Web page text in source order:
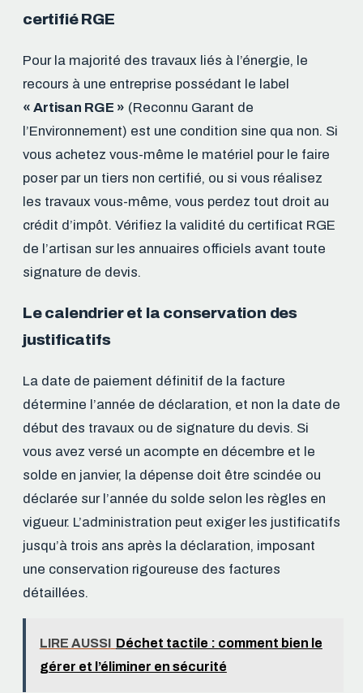
certifié RGE
Pour la majorité des travaux liés à l’énergie, le
recours à une entreprise possédant le label
« Artisan RGE » (Reconnu Garant de
l’Environnement) est une condition sine qua non. Si
vous achetez vous-même le matériel pour le faire
poser par un tiers non certifié, ou si vous réalisez
les travaux vous-même, vous perdez tout droit au
crédit d’impôt. Vérifiez la validité du certificat RGE
de l’artisan sur les annuaires officiels avant toute
signature de devis.
Le calendrier et la conservation des
justificatifs
La date de paiement définitif de la facture
détermine l’année de déclaration, et non la date de
début des travaux ou de signature du devis. Si
vous avez versé un acompte en décembre et le
solde en janvier, la dépense doit être scindée ou
déclarée sur l’année du solde selon les règles en
vigueur. L’administration peut exiger les justificatifs
jusqu’à trois ans après la déclaration, imposant
une conservation rigoureuse des factures
détaillées.
LIRE AUSSI Déchet tactile : comment bien le
gérer et l’éliminer en sécurité